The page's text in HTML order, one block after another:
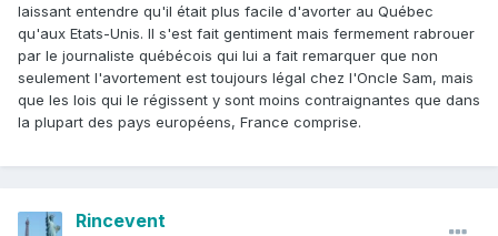
laissant entendre qu'il était plus facile d'avorter au Québec
qu'aux Etats-Unis. Il s'est fait gentiment mais fermement rabrouer
par le journaliste québécois qui lui a fait remarquer que non
seulement l'avortement est toujours légal chez l'Oncle Sam, mais
que les lois qui le régissent y sont moins contraignantes que dans
la plupart des pays européens, France comprise.
Rincevent